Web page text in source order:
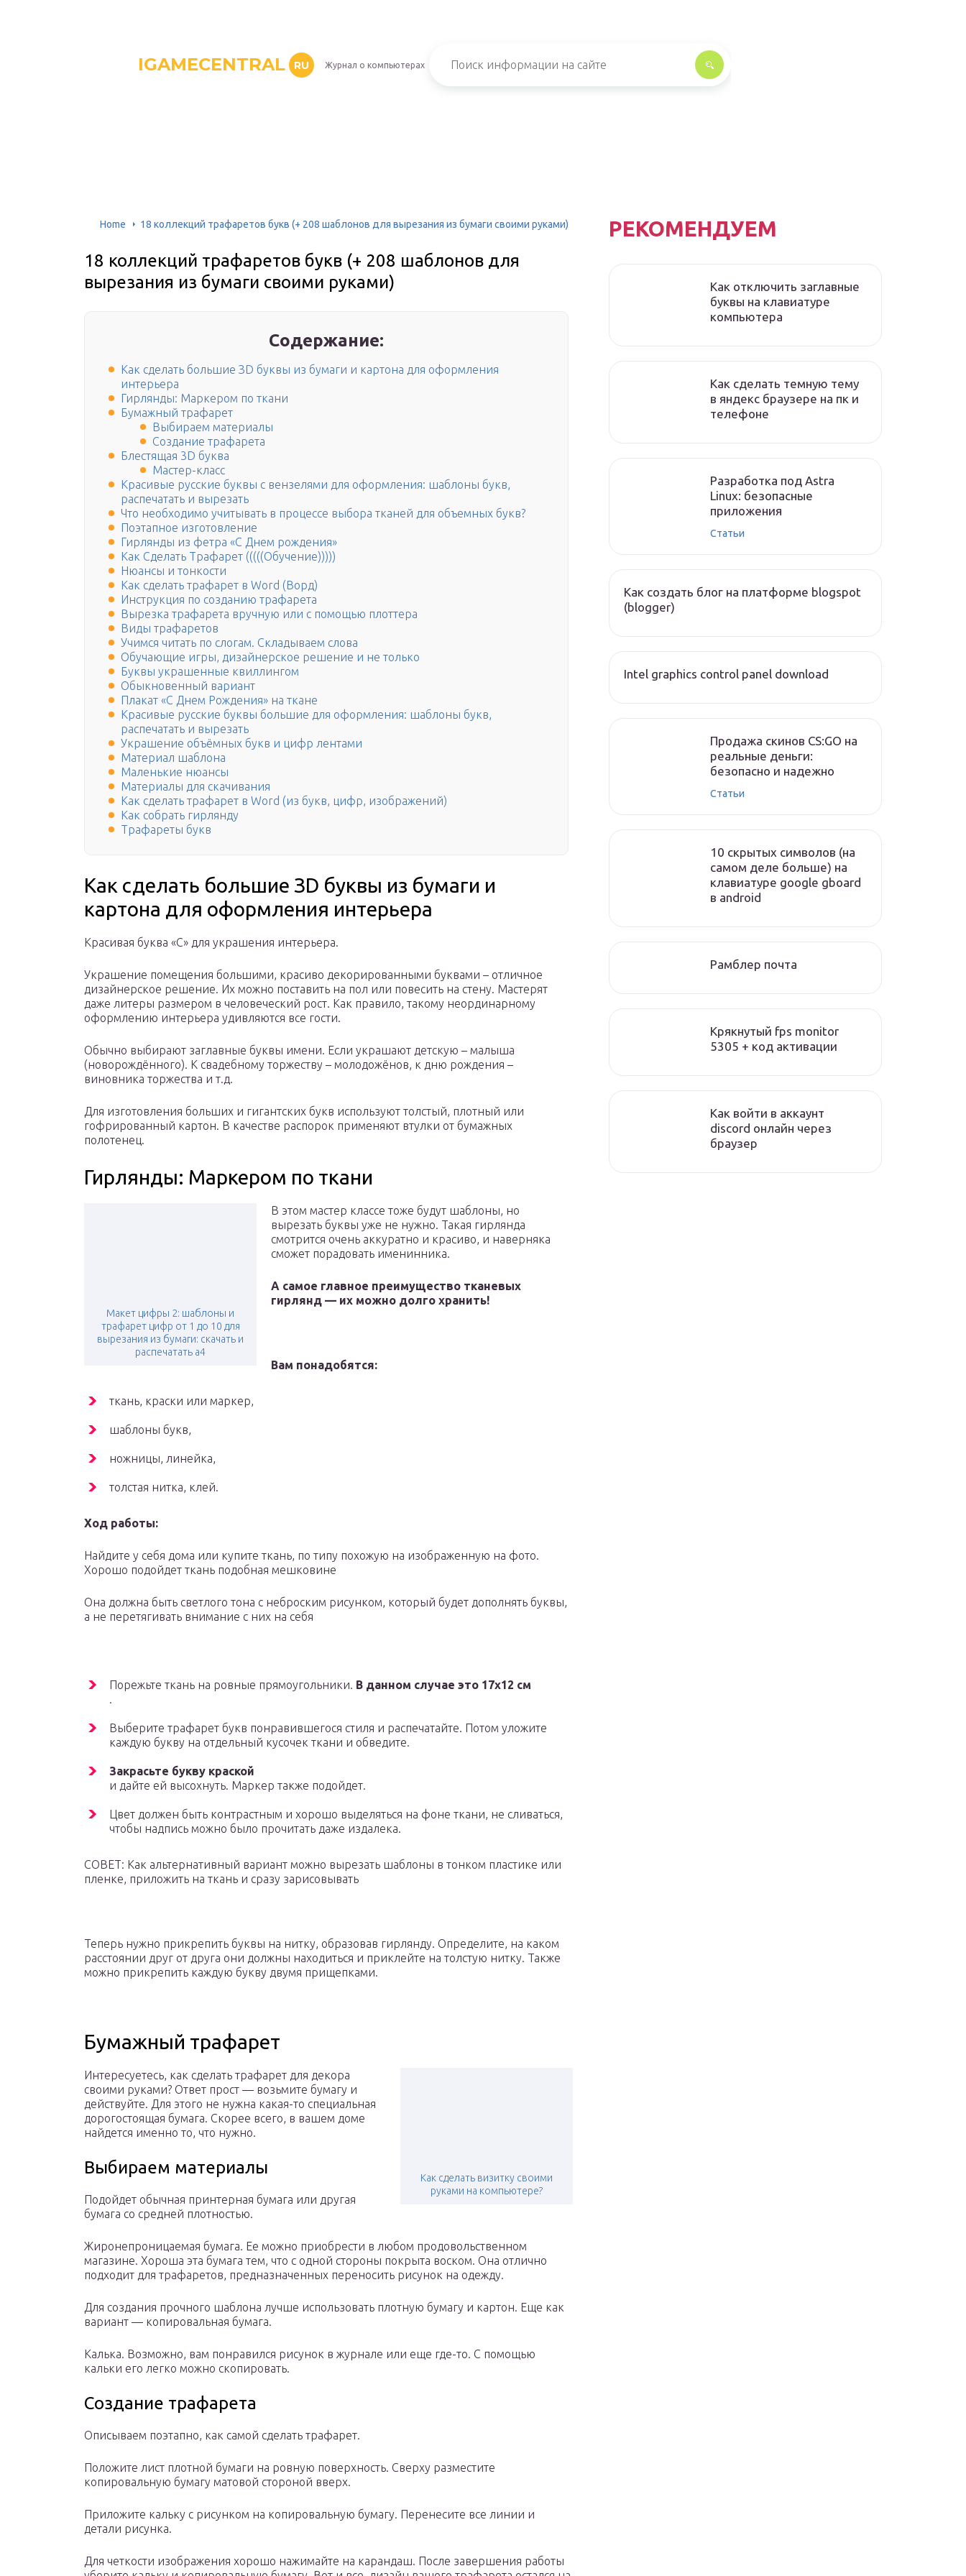
IGAMECENTRAL RU Журнал о компьютерах
Home 18 коллекций трафаретов букв (+ 208 шаблонов для вырезания из бумаги своими руками)
18 коллекций трафаретов букв (+ 208 шаблонов для
вырезания из бумаги своими руками)
Содержание:
Как сделать большие ЗD буквы из бумаги и картона для оформления
интерьера
Гирлянды: Маркером по ткани
Бумажный трафарет
Выбираем материалы
Создание трафарета
Блестящая 3D буква
Мастер-класс
Красивые русские буквы с вензелями для оформления: шаблоны букв,
распечатать и вырезать
Что необходимо учитывать в процессе выбора тканей для объемных букв?
Поэтапное изготовление
Гирлянды из фетра «С Днем рождения»
Как Сделать Трафарет (((((Обучение)))))
Нюансы и тонкости
Как сделать трафарет в Word (Ворд)
Инструкция по созданию трафарета
Вырезка трафарета вручную или с помощью плоттера
Виды трафаретов
Учимся читать по слогам. Складываем слова
Обучающие игры, дизайнерское решение и не только
Буквы украшенные квиллингом
Обыкновенный вариант
Плакат «С Днем Рождения» на ткане
Красивые русские буквы большие для оформления: шаблоны букв,
распечатать и вырезать
Украшение объёмных букв и цифр лентами
Материал шаблона
Маленькие нюансы
Материалы для скачивания
Как сделать трафарет в Word (из букв, цифр, изображений)
Как собрать гирлянду
Трафареты букв
Как сделать большие ЗD буквы из бумаги и
картона для оформления интерьера
Красивая буква «С» для украшения интерьера.
Украшение помещения большими, красиво декорированными буквами – отличное
дизайнерское решение. Их можно поставить на пол или повесить на стену. Мастерят
даже литеры размером в человеческий рост. Как правило, такому неординарному
оформлению интерьера удивляются все гости.
Обычно выбирают заглавные буквы имени. Если украшают детскую – малыша
(новорождённого). К свадебному торжеству – молодожёнов, к дню рождения –
виновника торжества и т.д.
Для изготовления больших и гигантских букв используют толстый, плотный или
гофрированный картон. В качестве распорок применяют втулки от бумажных
полотенец.
Гирлянды: Маркером по ткани
Макет цифры 2: шаблоны и
трафарет цифр от 1 до 10 для
вырезания из бумаги: скачать и
распечатать а4
В этом мастер классе тоже будут шаблоны, но
вырезать буквы уже не нужно. Такая гирлянда
смотрится очень аккуратно и красиво, и наверняка
сможет порадовать именинника.
А самое главное преимущество тканевых
гирлянд — их можно долго хранить!
Вам понадобятся:
ткань, краски или маркер,
шаблоны букв,
ножницы, линейка,
толстая нитка, клей.
Ход работы:
Найдите у себя дома или купите ткань, по типу похожую на изображенную на фото.
Хорошо подойдет ткань подобная мешковине
Она должна быть светлого тона с неброским рисунком, который будет дополнять буквы,
а не перетягивать внимание с них на себя
Порежьте ткань на ровные прямоугольники. В данном случае это 17х12 см
.
Выберите трафарет букв понравившегося стиля и распечатайте. Потом уложите
каждую букву на отдельный кусочек ткани и обведите.
Закрасьте букву краской
и дайте ей высохнуть. Маркер также подойдет.
Цвет должен быть контрастным и хорошо выделяться на фоне ткани, не сливаться,
чтобы надпись можно было прочитать даже издалека.
СОВЕТ: Как альтернативный вариант можно вырезать шаблоны в тонком пластике или
пленке, приложить на ткань и сразу зарисовывать
Теперь нужно прикрепить буквы на нитку, образовав гирлянду. Определите, на каком
расстоянии друг от друга они должны находиться и приклейте на толстую нитку. Также
можно прикрепить каждую букву двумя прищепками.
Бумажный трафарет
Как сделать визитку своими
руками на компьютере?
Интересуетесь, как сделать трафарет для декора
своими руками? Ответ прост — возьмите бумагу и
действуйте. Для этого не нужна какая-то специальная
дорогостоящая бумага. Скорее всего, в вашем доме
найдется именно то, что нужно.
Выбираем материалы
Подойдет обычная принтерная бумага или другая
бумага со средней плотностью.
Жиронепроницаемая бумага. Ее можно приобрести в любом продовольственном
магазине. Хороша эта бумага тем, что с одной стороны покрыта воском. Она отлично
подходит для трафаретов, предназначенных переносить рисунок на одежду.
Для создания прочного шаблона лучше использовать плотную бумагу и картон. Еще как
вариант — копировальная бумага.
Калька. Возможно, вам понравился рисунок в журнале или еще где-то. С помощью
кальки его легко можно скопировать.
Создание трафарета
Описываем поэтапно, как самой сделать трафарет.
Положите лист плотной бумаги на ровную поверхность. Сверху разместите
копировальную бумагу матовой стороной вверх.
Приложите кальку с рисунком на копировальную бумагу. Перенесите все линии и
детали рисунка.
Для четкости изображения хорошо нажимайте на карандаш. После завершения работы
РЕКОМЕНДУЕМ
Как отключить заглавные
буквы на клавиатуре
компьютера
Как сделать темную тему
в яндекс браузере на пк и
телефоне
Разработка под Astra
Linux: безопасные
приложения
Статьи
Как создать блог на платформе blogspot
(blogger)
Intel graphics control panel download
Продажа скинов CS:GO на
реальные деньги:
безопасно и надежно
Статьи
10 скрытых символов (на
самом деле больше) на
клавиатуре google gboard
в android
Рамблер почта
Крякнутый fps monitor
5305 + код активации
Как войти в аккаунт
discord онлайн через
браузер